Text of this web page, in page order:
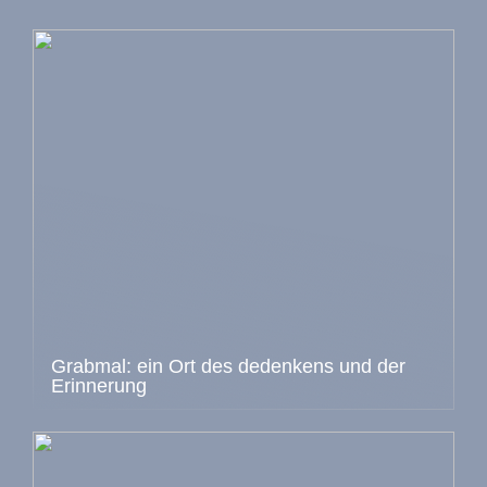
Grabmal: ein Ort des dedenkens und der
Erinnerung